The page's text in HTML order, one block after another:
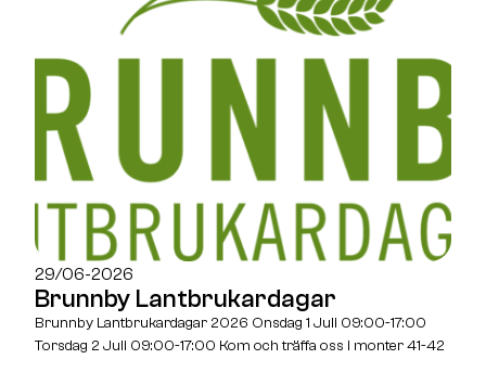
29/06-2026
Brunnby Lantbrukardagar
Brunnby Lantbrukardagar 2026 Onsdag 1 Juli 09:00-17:00
Torsdag 2 Juli 09:00-17:00 Kom och träffa oss i monter 41-42